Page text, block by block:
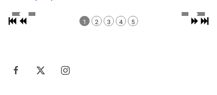
1 2 3 4 5